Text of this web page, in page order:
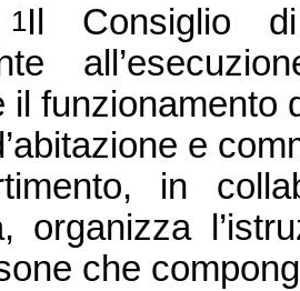
1Il Consiglio
il
e
in
organizza
che